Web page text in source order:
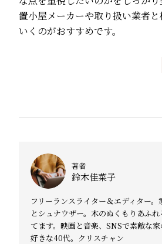
置小屋メーカーや取り扱い業者
いくのがおすすめです。
著者
鈴木佳菜子
フリーランスライター＆エディター。
とシュナウザー。木のぬくもりあふ
てます。映画と音楽、SNSで素敵な
好きな40代。クリスチャン